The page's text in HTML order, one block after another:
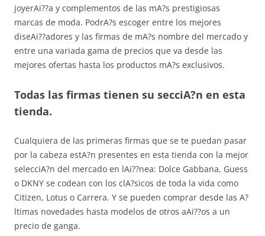
joyerAi??a y complementos de las mA?s prestigiosas
marcas de moda. PodrA?s escoger entre los mejores
diseAi??adores y las firmas de mA?s nombre del mercado y
entre una variada gama de precios que va desde las
mejores ofertas hasta los productos mA?s exclusivos.
Todas las firmas tienen su secciA?n en esta
tienda.
Cualquiera de las primeras firmas que se te puedan pasar
por la cabeza estA?n presentes en esta tienda con la mejor
selecciA?n del mercado en lAi??nea: Dolce Gabbana, Guess
o DKNY se codean con los clA?sicos de toda la vida como
Citizen, Lotus o Carrera. Y se pueden comprar desde las A?
ltimas novedades hasta modelos de otros aAi??os a un
precio de ganga.